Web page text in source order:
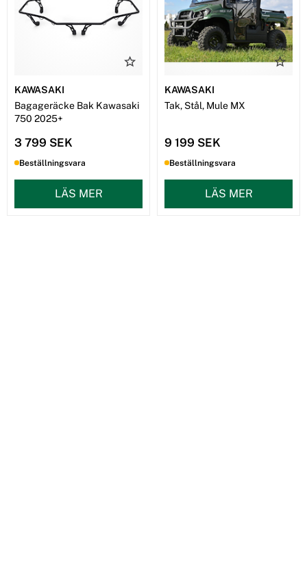
KAWASAKI
Bagageräcke Bak Kawasaki
750 2025+
3 799 SEK
Beställningsvara
LÄS MER
KAWASAKI
Tak, Stål, Mule MX
9 199 SEK
Beställningsvara
LÄS MER